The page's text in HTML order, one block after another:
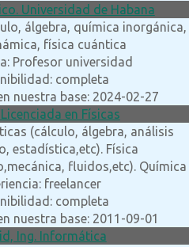
Universidad de Habana
álgebra, química inorgánica,
física cuántica
Profesor universidad
completa
nuestra base: 2024-02-27
Licenciada en Físicas
(cálculo, álgebra, análisis
estadística,etc). Física
fluidos,etc). Química
freelancer
completa
nuestra base: 2011-09-01
Ing. Informática